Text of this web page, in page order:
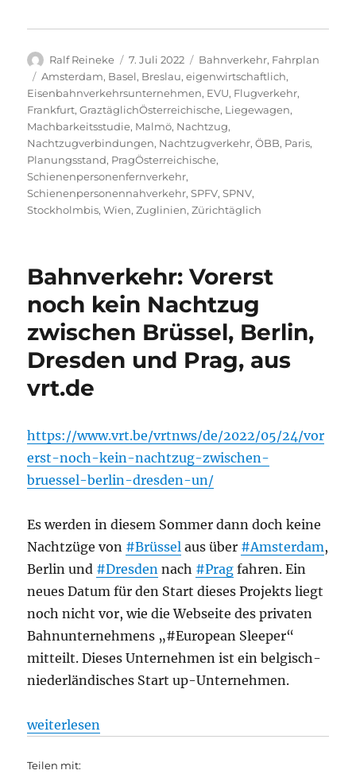
Autor
Ralf Reineke
Veröffentlicht
am
7. Juli 2022 Kategorien
Bahnverkehr, Fahrplan
Schlagwörter
Amsterdam, Basel, Breslau,eigenwirtschaftlich,
Eisenbahnverkehrsunternehmen, EVU, Flugverkehr,
Frankfurt,GraztäglichÖsterreichische, Liegewagen,
Machbarkeitsstudie, Malmö, Nachtzug,
Nachtzugverbindungen, Nachtzugverkehr,ÖBB, Paris,
Planungsstand, PragÖsterreichische,
Schienenpersonenfernverkehr,
Schienenpersonennahverkehr,SPFV,SPNV,
Stockholmbis,Wien,Zuglinien,Zürichtäglich
Bahnverkehr: Vorerst
noch kein Nachtzug
zwischen Brüssel, Berlin,
Dresden und Prag, aus
vrt.de
https://www.vrt.be/vrtnws/de/2022/05/24/vor
erst-noch-kein-nachtzug-zwischen-
bruessel-berlin-dresden-un/
Es werden in diesem Sommer dann doch keine
Nachtzüge von #Brüssel aus über #Amsterdam,
Berlin und #Dresden nach #Prag fahren. Ein
neues Datum für den Start dieses Projekts liegt
noch nicht vor, wie die Webseite des privaten
Bahnunternehmens „#European Sleeper“
mitteilt. Dieses Unternehmen ist ein belgisch-
niederländisches Start up-Unternehmen.
„Bahnverkehr: Vorerst noch kein Nachtzug
weiterlesen
Teilen mit: